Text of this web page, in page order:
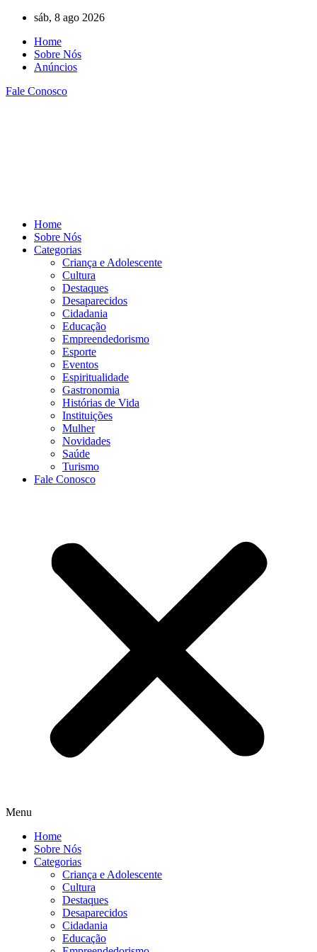
conteúdo
sáb, 8 ago 2026
Home
Sobre Nós
Anúncios
Fale Conosco
Home
Sobre Nós
Categorias
Criança e Adolescente
Cultura
Destaques
Desaparecidos
Cidadania
Educação
Empreendedorismo
Esporte
Eventos
Espiritualidade
Gastronomia
Histórias de Vida
Instituições
Mulher
Novidades
Saúde
Turismo
Fale Conosco
Menu
Home
Sobre Nós
Categorias
Criança e Adolescente
Cultura
Destaques
Desaparecidos
Cidadania
Educação